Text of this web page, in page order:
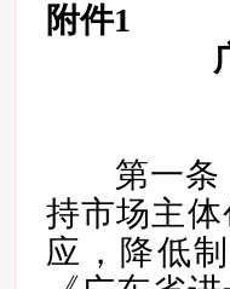
附件1
第一条
持市场主
应，降低